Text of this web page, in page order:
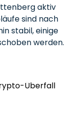
aktiv
sind nach
stabil, einige
werden.